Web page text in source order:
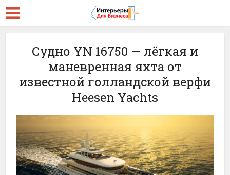
Судно YN 16750 — лёгкая и
маневренная яхта от
известной голландской верфи
Heesen Yachts